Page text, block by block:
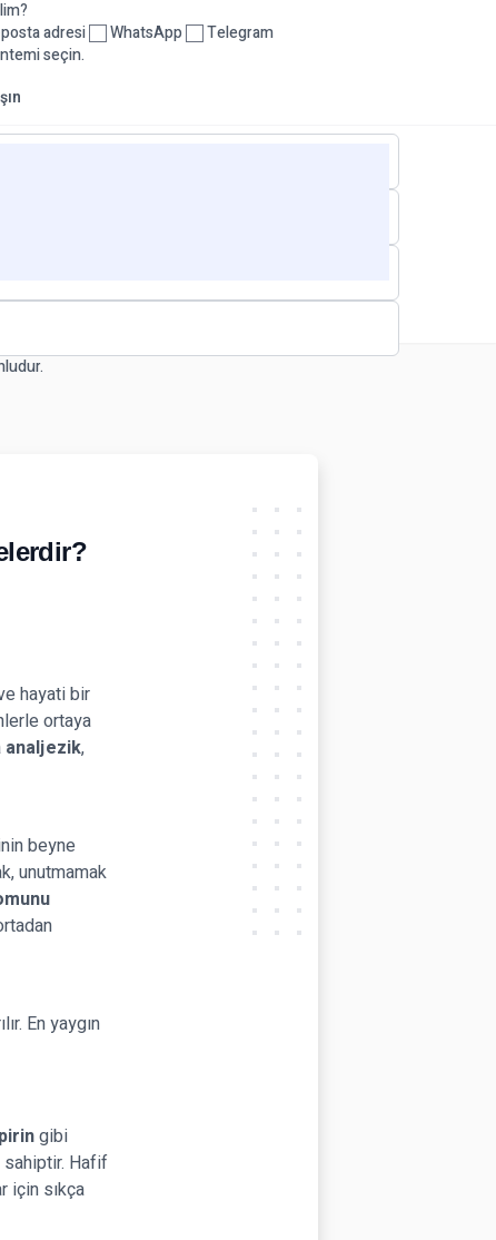
adresi WhatsApp
Telegram
seçin.
hayati bir
ortaya
analjezik,
beyne
unutmamak
En yaygın
gibi
sahiptir. Hafif
için sıkça